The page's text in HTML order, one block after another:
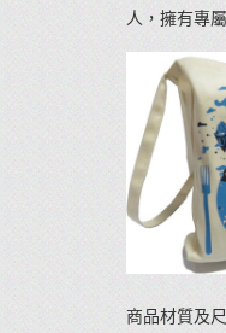
人，擁有專
商品材質及